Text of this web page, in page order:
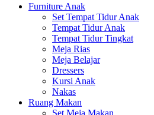
Furniture Anak
Set Tempat Tidur Anak
Tempat Tidur Anak
Tempat Tidur Tingkat
Meja Rias
Meja Belajar
Dressers
Kursi Anak
Nakas
Ruang Makan
Set Meja Makan